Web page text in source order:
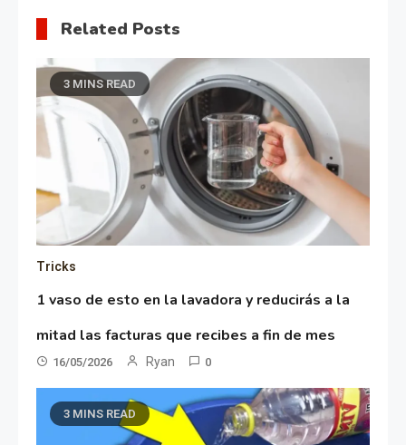
Related Posts
3 MINS READ
Tricks
1 vaso de esto en la lavadora y reducirás a la
mitad las facturas que recibes a fin de mes
16/05/2026 Ryan 0
3 MINS READ